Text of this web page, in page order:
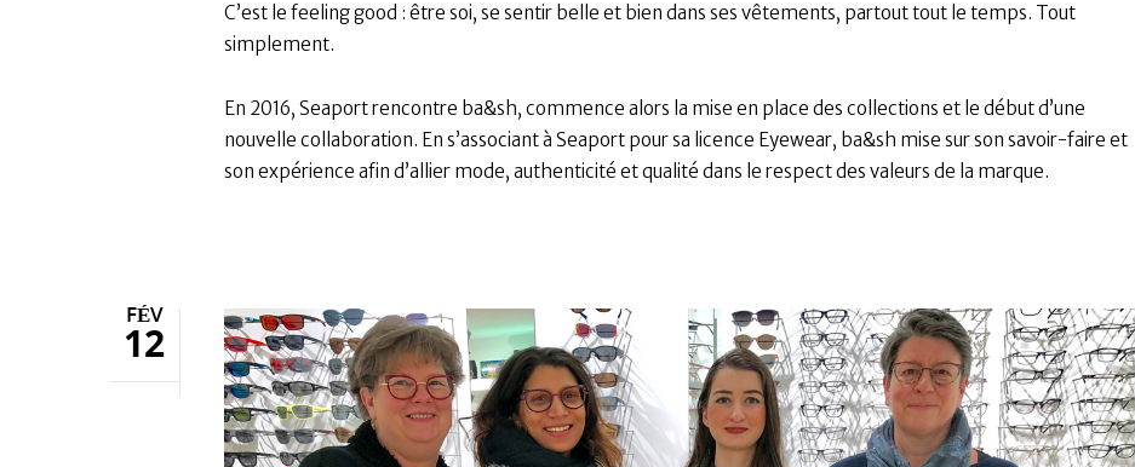
C’est le feeling good : être soi, se sentir belle et bien dans ses vêtements, partout tout le temps. Tout
simplement.
En 2016, Seaport rencontre ba&sh, commence alors la mise en place des collections et le début d’une
nouvelle collaboration. En s’associant à Seaport pour sa licence Eyewear, ba&sh mise sur son savoir-faire et
son expérience afin d’allier mode, authenticité et qualité dans le respect des valeurs de la marque.
FÉV
12